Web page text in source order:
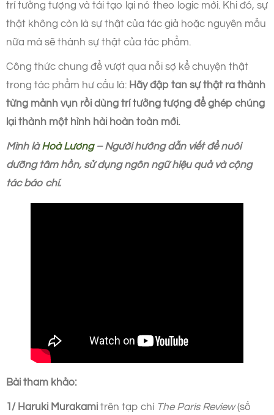
trí tưởng tượng và tái tạo lại nó theo logic mới. Khi đó, sự
thật không còn là sự thật của tác giả hoặc nguyên mẫu
nữa mà sẽ thành sự thật của tác phẩm.
Công thức chung để vượt qua nỗi sợ kể chuyện thật
trong tác phẩm hư cấu là: Hãy đập tan sự thật ra thành
từng mảnh vụn rồi dùng trí tưởng tượng để ghép chúng
lại thành một hình hài hoàn toàn mới.
Mình làHoà Lương– Người hướng dẫn viết để nuôi
dưỡng tâm hồn, sử dụng ngôn ngữ hiệu quả và cộng
tác báo chí.
Bài tham khảo:
1/ Haruki Murakami trên tạp chí The Paris Review(số